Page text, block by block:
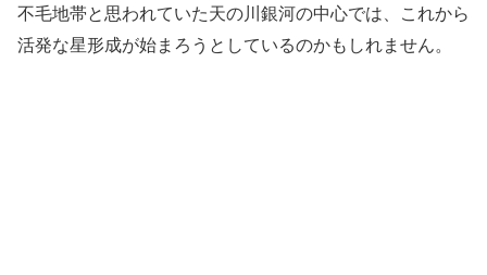
不毛地帯と思われていた天の川銀河の中心では、これから
活発な星形成が始まろうとしているのかもしれません。